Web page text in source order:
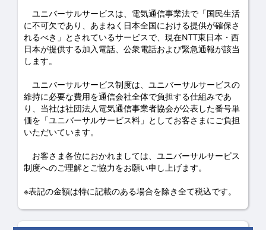
ユニバーサルサービスは、電気通信事業法で「国民生活
に不可欠であり、あまねく日本全国における提供が確保さ
れるべき」とされているサービスで、現在NTT東日本・西
日本が提供する加入電話、公衆電話および緊急通報が該当
します。
ユニバーサルサービス制度は、ユニバーサルサービスの
維持に必要な費用を通信会社全体で負担する仕組みであ
り、当社は社団法人電気通信事業者協会が公表した番号単
価を「ユニバーサルサービス料」としてお客さまにご負担
いただいています。
お客さま各位におかれましては、ユニバーサルサービス
制度へのご理解とご協力をお願い申し上げます。
※表記の金額は特に記載のある場合を除き全て税込です。